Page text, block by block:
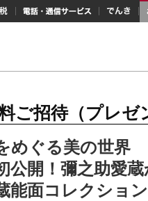
ご招待（プレゼ
めぐる美の世界
公開！彌之助愛
能面コレクショ